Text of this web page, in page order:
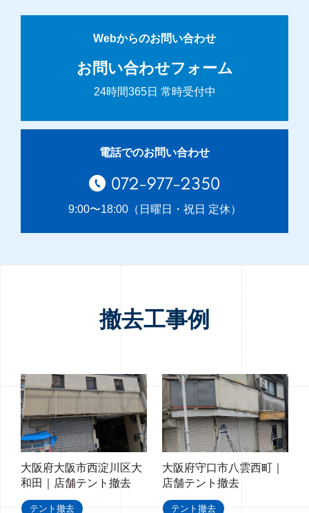
Webからのお問い合わせ
お問い合わせフォーム
24時間365日 常時受付中
電話でのお問い合わせ
072-977-2350
9:00〜18:00（日曜日・祝日 定休）
撤去工事例
大阪府大阪市西淀川区大
和田｜店舗テント撤去
テント撤去
大阪府守口市八雲西町｜
店舗テント撤去
テント撤去